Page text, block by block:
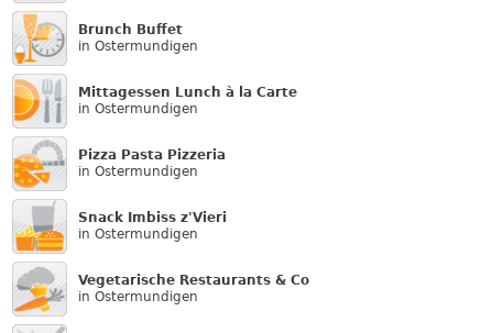
Brunch Buffet
in Ostermundigen
Mittagessen Lunch à la Carte
in Ostermundigen
Pizza Pasta Pizzeria
in Ostermundigen
Snack Imbiss z'Vieri
in Ostermundigen
Vegetarische Restaurants & Co
in Ostermundigen